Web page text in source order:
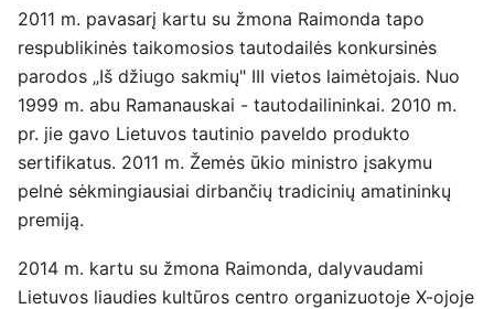
2011 m. pavasarį kartu su žmona Raimonda tapo
respublikinės taikomosios tautodailės konkursinės
parodos „Iš džiugo sakmių" III vietos laimėtojais. Nuo
1999 m. abu Ramanauskai - tautodailininkai. 2010 m.
pr. jie gavo Lietuvos tautinio paveldo produkto
sertifikatus. 2011 m. Žemės ūkio ministro įsakymu
pelnė sėkmingiausiai dirbančių tradicinių amatininkų
premiją.
2014 m. kartu su žmona Raimonda, dalyvaudami
Lietuvos liaudies kultūros centro organizuotoje X-ojoje